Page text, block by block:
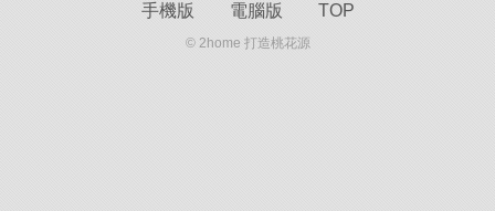
手機版 電腦版 TOP
© 2home 打造桃花源